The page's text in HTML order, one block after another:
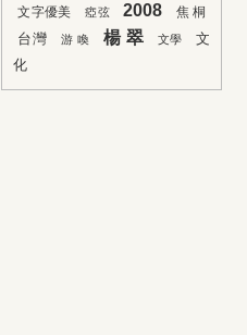
文字優美 瘂弦 2008 焦 桐
台灣 游 喚 楊 翠 文學
文
化